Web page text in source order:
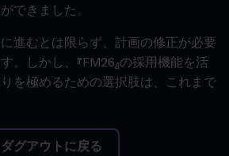
できました。
進むとは限らず、計画の修正が必要
。しかし、『FM26』の採用機能を活
を極めるための選択肢は、これまで
ダグアウトに戻る